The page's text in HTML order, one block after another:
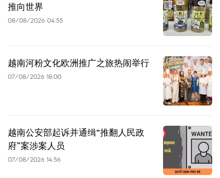
推向世界
08/08/2026 04:55
越南河粉文化欧洲推广之旅热闹举行
07/08/2026 18:00
越南公安部起诉并通缉“推翻人民政
府”案涉案人员
07/08/2026 14:56